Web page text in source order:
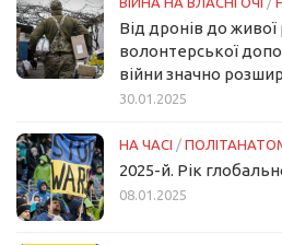
Від дронів до
волонтерської
війни значно
30.01.2025
НА ЧАСІ /
2025-й. Рік
08.01.2025